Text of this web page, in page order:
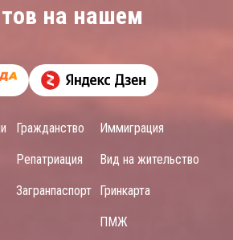
на нашем
Гражданство
Репатриация
Загранпаспорт
Иммиграция
Вид на жительство
Гринкарта
ПМЖ